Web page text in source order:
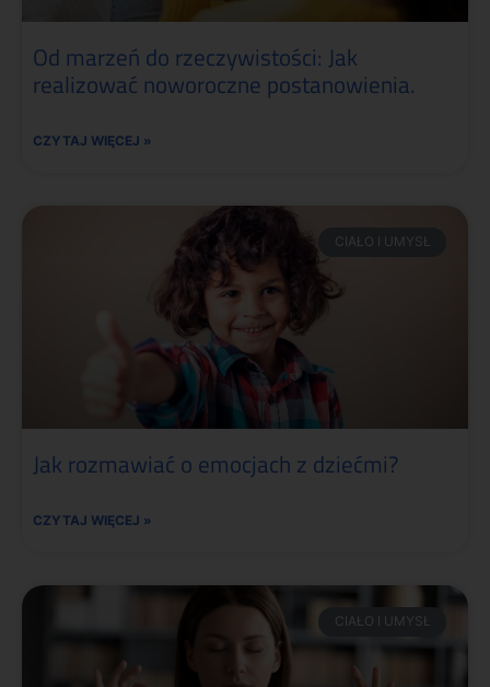
Od marzeń do rzeczywistości: Jak
realizować noworoczne postanowienia.
CZYTAJ WIĘCEJ »
CIAŁO I UMYSŁ
Jak rozmawiać o emocjach z dziećmi?
CZYTAJ WIĘCEJ »
CIAŁO I UMYSŁ